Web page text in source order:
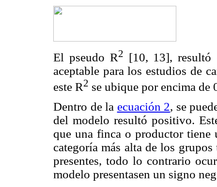
El pseudo R2 [10, 13], resultó
aceptable para los estudios de
este R2 se ubique por encima
Dentro de la ecuación 2, se
del modelo resultó positivo.
que una finca o productor tiene
categoría más alta de los
presentes, todo lo contrario
modelo presentasen un signo